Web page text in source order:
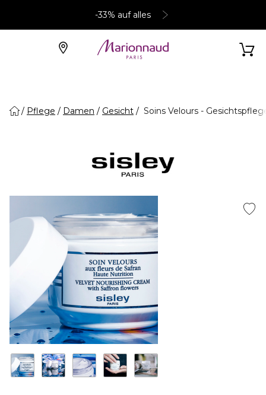
-33% auf alles
Pflege Damen Gesicht Soins Velours -